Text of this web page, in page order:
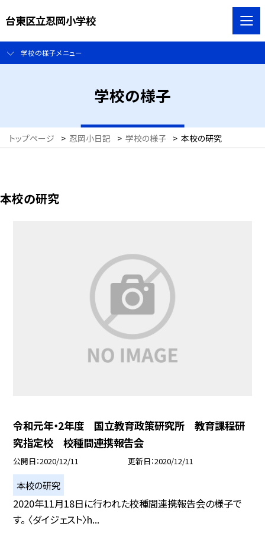
台東区立忍岡小学校
学校の様子メニュー
学校の様子
トップページ > 忍岡小日記 > 学校の様子 > 本校の研究
本校の研究
令和元年・2年度 国立教育政策研究所 教育課程研
究指定校 校種間連携報告会
公開日 2020/12/11 更新日 2020/12/11
本校の研究
2020年11月18日に行われた校種間連携報告会の様子で
す。 〈ダイジェスト〉h...